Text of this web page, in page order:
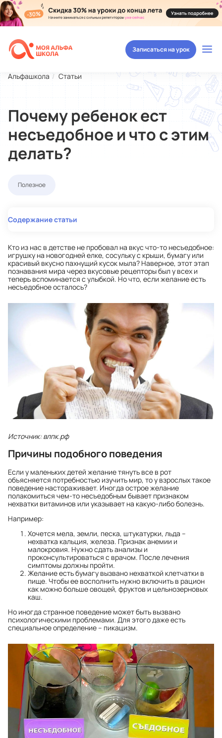
Записаться на урок
Альфашкола Статьи
Почему ребенок ест
несъедобное и что с этим
делать?
Полезное
Содержание статьи
Кто из нас в детстве не пробовал на вкус что-то несъедобное:
игрушку на новогодней елке, сосульку с крыши, бумагу или
красивый вкусно пахнущий кусок мыла? Наверное, этот этап
познавания мира через вкусовые рецепторы был у всех и
теперь вспоминается с улыбкой. Но что, если желание есть
несъедобное осталось?
Источник: влпк.рф
Причины подобного поведения
Если у маленьких детей желание тянуть все в рот
объясняется потребностью изучить мир, то у взрослых такое
поведение настораживает. Иногда острое желание
полакомиться чем-то несъедобным бывает признаком
нехватки витаминов или указывает на какую-либо болезнь.
Например:
Хочется мела, земли, песка, штукатурки, льда –
нехватка кальция, железа. Признак анемии и
малокровия. Нужно сдать анализы и
проконсультироваться с врачом. После лечения
симптомы должны пройти.
Желание есть бумагу вызвано нехваткой клетчатки в
пище. Чтобы ее восполнить нужно включить в рацион
как можно больше овощей, фруктов и цельнозерновых
каш.
Но иногда странное поведение может быть вызвано
психологическими проблемами. Для этого даже есть
специальное определение – пикацизм.